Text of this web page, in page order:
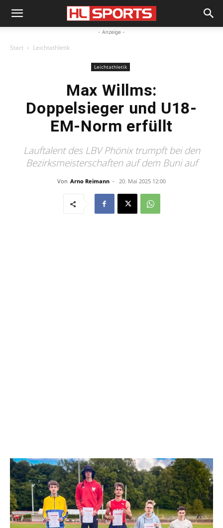
- Anzeige -
Start Leichtathletik
Leichtathletik
Max Willms:
Doppelsieger und U18-
EM-Norm erfüllt
Lauftalent des LBV Phönix trumpft bei den
Bezirksmeisterschaften auf dem Buni auf
Von Arno Reimann - 20. Mai 2025 12:00